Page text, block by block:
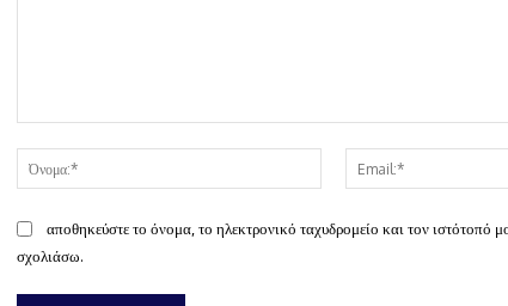
Όνομα:*
αποθηκεύστε το όνομα, το ηλεκτρονικό ταχυδρομείο και τον
σχολιάσω.